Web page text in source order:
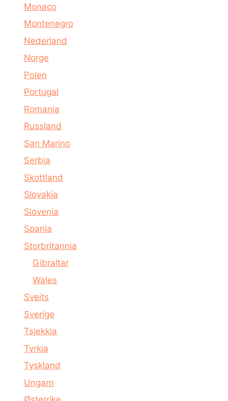
Monaco
Montenegro
Nederland
Norge
Polen
Portugal
Romania
Russland
San Marino
Serbia
Skottland
Slovakia
Slovenia
Spania
Storbritannia
Gibraltar
Wales
Sveits
Sverige
Tsjekkia
Tyrkia
Tyskland
Ungarn